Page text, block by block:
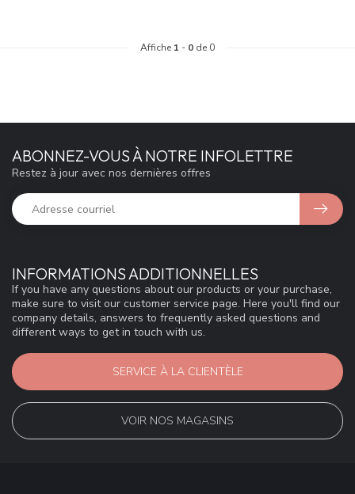
Affiche 1 - 0 de 0
INFORMATIONS ADDITIONNELLES
If you have any questions about our products or your purchase,
make sure to visit our customer service page. Here you'll find our
company details, answers to frequently asked questions and
different ways to get in touch with us.
SERVICE À LA CLIENTÈLE
VOIR NOS MAGASINS
ABONNEZ-VOUS À NOTRE INFOLETTRE
Restez à jour avec nos dernières offres